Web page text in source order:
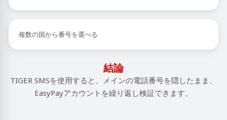
複数の国から番号を選べる
結論
TIGER SMSを使用すると、メインの電話番号を隠したまま、
EasyPayアカウントを繰り返し検証できます。